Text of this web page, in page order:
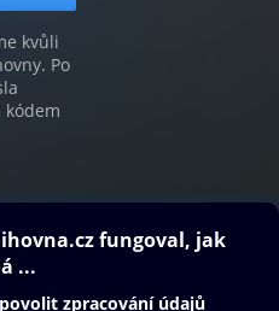
kvůli
Po
kódem